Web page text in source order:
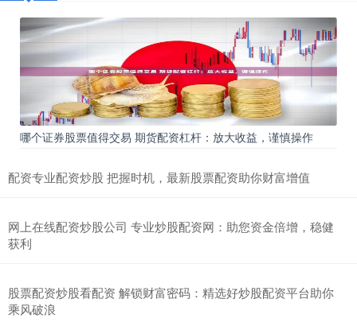
哪个证券股票值得交易 期货配资杠杆：放大收益，谨慎操作
配资专业配资炒股 把握时机，最新股票配资助你财富增值
网上在线配资炒股公司 专业炒股配资网：助您资金倍增，稳健
获利
股票配资炒股看配资 解锁财富密码：精选好炒股配资平台助你
乘风破浪